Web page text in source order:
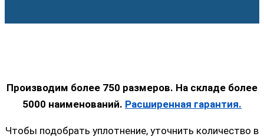
Производим более 750 размеров. На складе более
5000 наименований. Расширенная гарантия.
Чтобы подобрать уплотнение, уточнить количество в